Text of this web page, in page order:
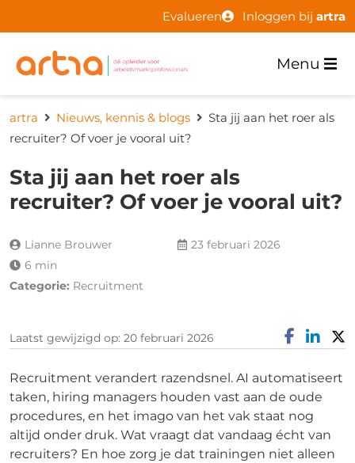
Evalueren Inloggen bij artra
Menu
artra Nieuws, kennis & blogs
Sta jij aan het roer als
recruiter? Of voer je vooral uit?
Sta jij aan het roer als
recruiter? Of voer je vooral uit?
Lianne Brouwer
23 februari 2026
6 min
Categorie: Recruitment
Laatst gewijzigd op: 20 februari 2026
Recruitment verandert razendsnel. AI automatiseert
taken, hiring managers houden vast aan de oude
procedures, en het imago van het vak staat nog
altijd onder druk. Wat vraagt dat vandaag écht van
recruiters? En hoe zorg je dat trainingen niet alleen